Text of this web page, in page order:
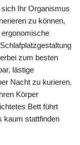
Ihr Organismus
zu können,
zum besten
lästige
Nacht zu kurieren.
Körper
Bett führt
kaum stattfinden